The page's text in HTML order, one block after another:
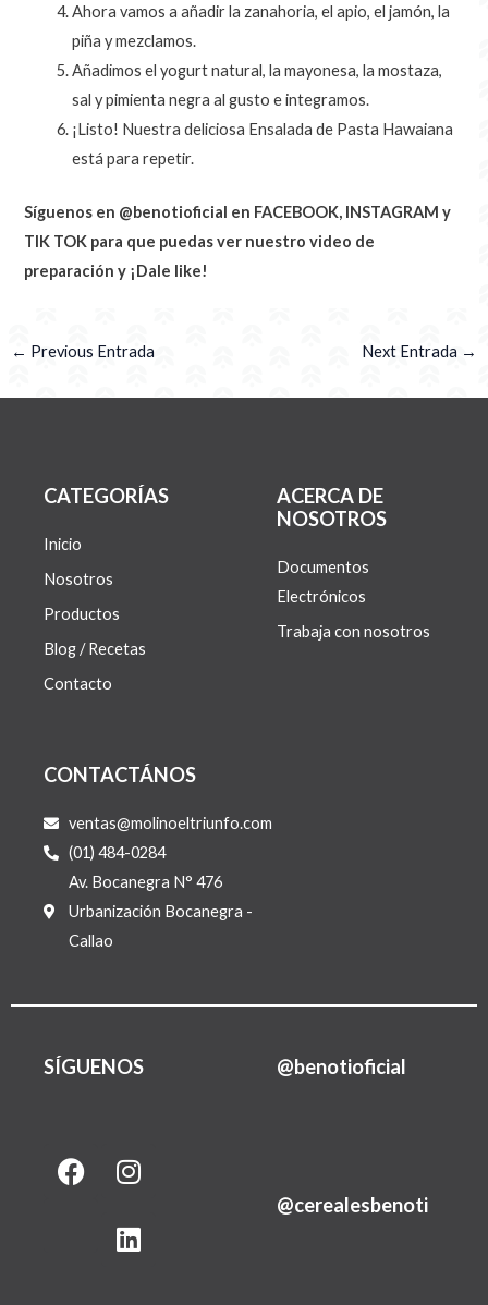
Ahora vamos a añadir la zanahoria, el apio, el jamón, la
piña y mezclamos.
Añadimos el yogurt natural, la mayonesa, la mostaza,
sal y pimienta negra al gusto e integramos.
¡Listo! Nuestra deliciosa Ensalada de Pasta Hawaiana
está para repetir.
Síguenos en @benotioficial en FACEBOOK, INSTAGRAM y
TIK TOK para que puedas ver nuestro video de
preparación y ¡Dale like!
← Previous Entrada Next Entrada →
CATEGORÍAS
Inicio
Nosotros
Productos
Blog / Recetas
Contacto
ACERCA DE
NOSOTROS
Documentos
Electrónicos
Trabaja con nosotros
CONTACTÁNOS
ventas@molinoeltriunfo.com
(01) 484-0284
Av. Bocanegra N° 476
Urbanización Bocanegra -
Callao
SÍGUENOS @benotioficial
F
a
I
n
t
L
i
k
@cerealesbenoti